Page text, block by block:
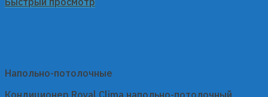
Напольно-потолочные